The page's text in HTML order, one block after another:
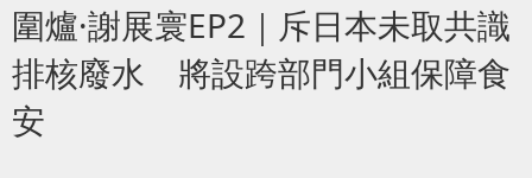
圍爐·謝展寰EP2｜斥日本未取共識
排核廢水 將設跨部門小組保障食
安